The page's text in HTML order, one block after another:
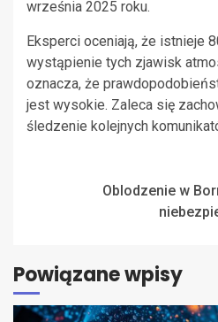
września 2025 roku.
Eksperci oceniają, że istnieje
wystąpienie tych zjawisk
oznacza, że
jest wysokie. Zaleca się
śledzenie kolejnych
ContinueOblodzenie w
Powiązane wpisy